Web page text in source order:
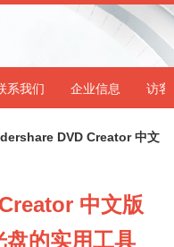
系我们 企业信息 访客
DVD Creator 中文
中文版
的实用工具